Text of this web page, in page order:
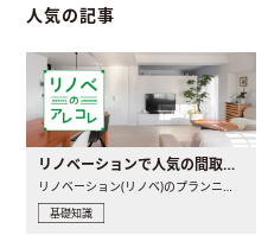
人気の記事
リノベーションで人気の間取りとは？トレンドの間取りと実例を徹底解説
リノベーション(リノベ)のプランニングで一番最初に決めるのは..
基礎知識